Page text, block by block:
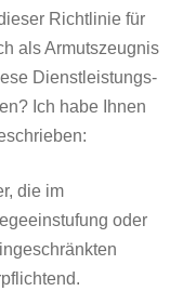
Richtlinie für
als Armutszeugnis
Dienstleistungs-
Ich habe Ihnen
die im
oder